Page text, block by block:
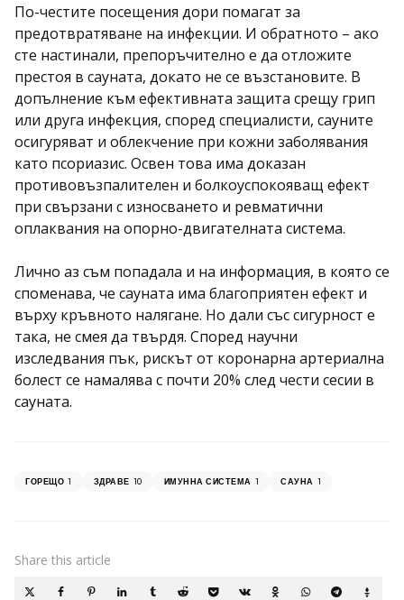
По-честите посещения дори помагат за
предотвратяване на инфекции. И обратното – ако
сте настинали, препоръчително е да отложите
престоя в сауната, докато не се възстановите. В
допълнение към ефективната защита срещу грип
или друга инфекция, според специалисти, сауните
осигуряват и облекчение при кожни заболявания
като псориазис. Освен това има доказан
противовъзпалителен и болкоуспокояващ ефект
при свързани с износването и ревматични
оплаквания на опорно-двигателната система.
Лично аз съм попадала и на информация, в която се
споменава, че сауната има благоприятен ефект и
върху кръвното налягане. Но дали със сигурност е
така, не смея да твърдя. Според научни
изследвания пък, рискът от коронарна артериална
болест се намалява с почти 20% след чести сесии в
сауната.
ГОРЕЩО 1 ЗДРАВЕ 10 ИМУННА СИСТЕМА 1 САУНА 1
Share this article